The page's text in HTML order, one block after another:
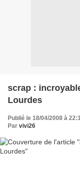
scrap :
Lourdes
Publié le 18/04/2008 à
Par vivi26